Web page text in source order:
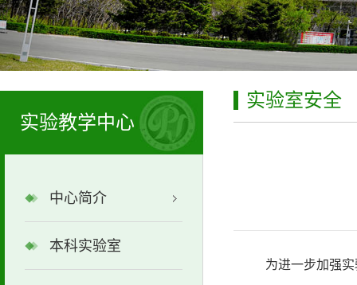
实验教学中心
中心简介
本科实验室
实验室安全
为进一步加强